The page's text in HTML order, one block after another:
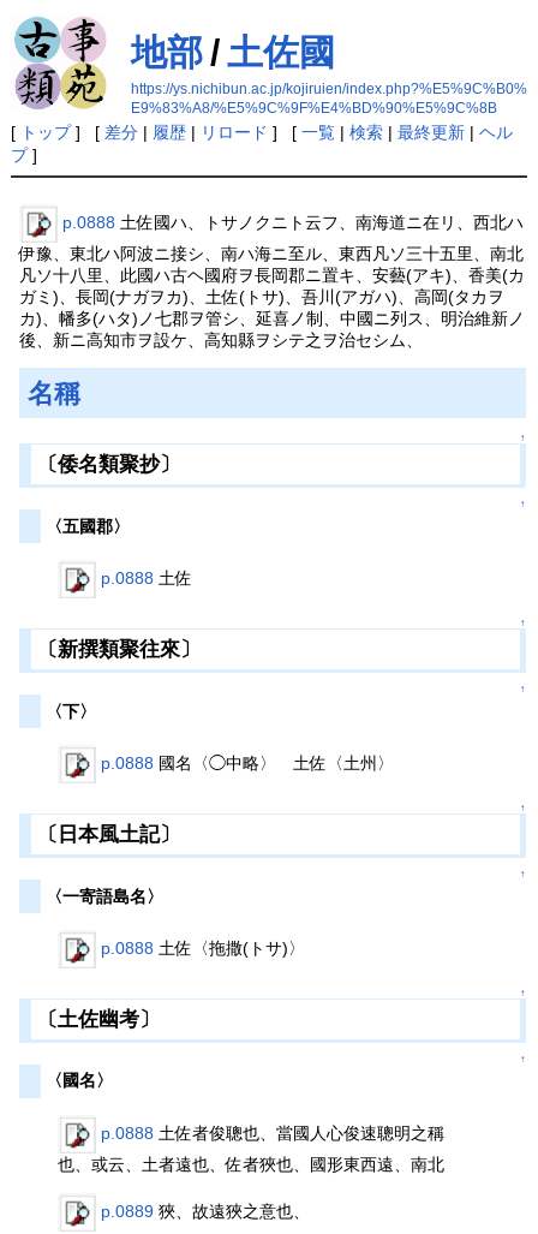
地部/土佐國
https://ys.nichibun.ac.jp/kojiruien/index.php?%E5%9C%B0%
E9%83%A8/%E5%9C%9F%E4%BD%90%E5%9C%8B
[ トップ] [ 差分| 履歴| リロード ] [ 一覧| 検索| 最終更新| ヘル
プ]
p.0888 土佐國ハ、トサノクニト云フ、南海道ニ在リ、西北ハ
伊豫、東北ハ阿波ニ接シ、南ハ海ニ至ル、東西凡ソ三十五里、南北
凡ソ十八里、此國ハ古ヘ國府ヲ長岡郡ニ置キ、安藝(アキ)、香美(カ
ガミ)、長岡(ナガヲカ)、土佐(トサ)、吾川(アガハ)、高岡(タカヲ
カ)、幡多(ハタ)ノ七郡ヲ管シ、延喜ノ制、中國ニ列ス、明治維新ノ
後、新ニ高知市ヲ設ケ、高知縣ヲシテ之ヲ治セシム、
名稱
↑
〔倭名類聚抄〕
↑
〈五國郡〉
p.0888 土佐
↑
〔新撰類聚往來〕
↑
〈下〉
p.0888 國名〈◯中略〉 土佐〈土州〉
↑
〔日本風土記〕
↑
〈一寄語島名〉
p.0888 土佐〈拖撒(トサ)〉
↑
〔土佐幽考〕
↑
〈國名〉
p.0888 土佐者俊聰也、當國人心俊速聰明之稱
也、或云、土者遠也、佐者狹也、國形東西遠、南北
p.0889 狹、故遠狹之意也、